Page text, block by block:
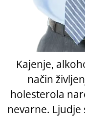
Kajenje,
način
holesterola
nevarne.